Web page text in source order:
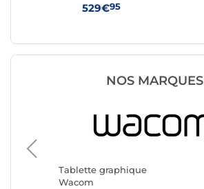
529€95
NOS MARQUES
Tablette graphique
Wacom